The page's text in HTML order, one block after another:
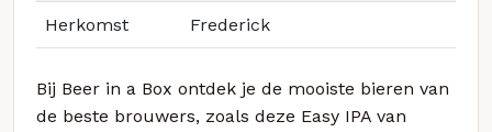
Herkomst Frederick
Bij Beer in a Box ontdek je de mooiste bieren van
de beste brouwers, zoals deze Easy IPA van